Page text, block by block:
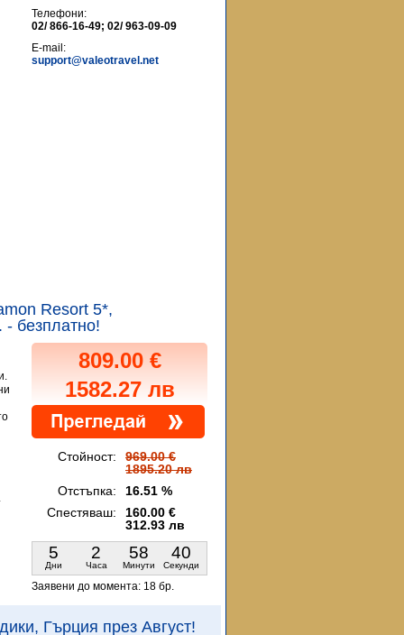
Телефони:
02/ 866-16-49; 02/ 963-09-09
E-mail:
support@valeotravel.net
Resort 5*,
безплатно!
809.00 €
1582.27 лв
Стойност:
969.00 €
1895.20 лв
Отстъпка:
16.51 %
Спестяваш:
160.00 €
312.93 лв
5
Дни
2
Часа
58
Минути
39
Секунди
Заявени до момента: 18 бр.
Гърция през Август!